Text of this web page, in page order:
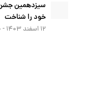
سیزدهمین جشن
خود را شناخت
۱۲ اسفند ۱۴۰۳ - ۲۳:۵۰